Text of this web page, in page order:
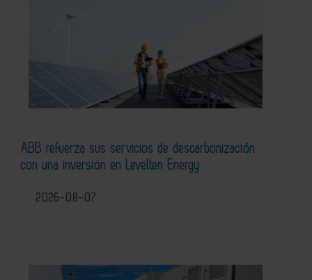
ABB refuerza sus servicios de descarbonización
con una inversión en Levelten Energy
2026-08-07